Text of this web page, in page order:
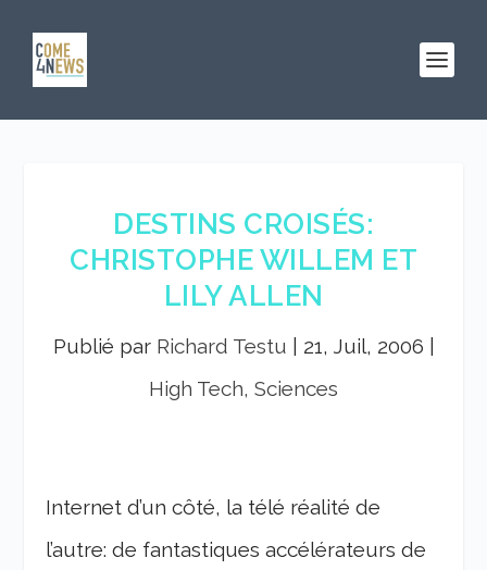
DESTINS CROISÉS:
CHRISTOPHE WILLEM ET
LILY ALLEN
Publié par Richard Testu 21, Juil, 2006
High Tech, Sciences
Internet d’un côté, la télé réalité de
l’autre: de fantastiques accélérateurs de